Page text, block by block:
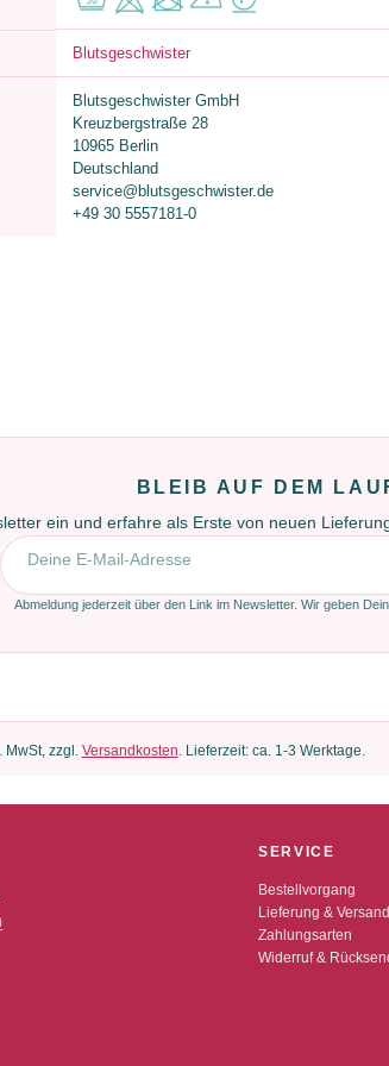
Blutsgeschwister
Blutsgeschwister GmbH
Kreuzbergstraße 28
10965 Berlin
Deutschland
service@blutsgeschwister.de
+49 30 5557181-0
BLEIB AUF DEM
ein und erfahre als Erste von neuen
E-Mail-Adresse
Abmeldung jederzeit über den Link im Newsletter. Wir geben
MwSt, zzgl. Versandkosten. Lieferzeit: ca. 1-3 Werktage.
SERVICE
Bestellvorgang
Lieferung & Versand
Zahlungsarten
Widerruf &